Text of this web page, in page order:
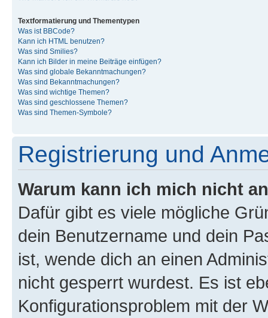
Textformatierung und Thementypen
Was ist BBCode?
Kann ich HTML benutzen?
Was sind Smilies?
Kann ich Bilder in meine Beiträge einfügen?
Was sind globale Bekanntmachungen?
Was sind Bekanntmachungen?
Was sind wichtige Themen?
Was sind geschlossene Themen?
Was sind Themen-Symbole?
Registrierung und
Warum kann ich mich nicht
Dafür gibt es viele mögliche
dein Benutzername und dein
ist, wende dich an einen
nicht gesperrt wurdest. Es ist
Konfigurationsproblem mit der